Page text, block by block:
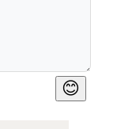
😊